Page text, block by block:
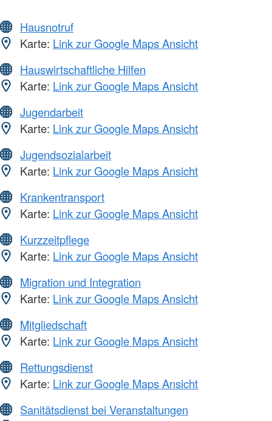
Hausnotruf
Karte: Link zur Google Maps Ansicht
Hauswirtschaftliche Hilfen
Karte: Link zur Google Maps Ansicht
Jugendarbeit
Karte: Link zur Google Maps Ansicht
Jugendsozialarbeit
Karte: Link zur Google Maps Ansicht
Krankentransport
Karte: Link zur Google Maps Ansicht
Kurzzeitpflege
Karte: Link zur Google Maps Ansicht
Migration und Integration
Karte: Link zur Google Maps Ansicht
Mitgliedschaft
Karte: Link zur Google Maps Ansicht
Rettungsdienst
Karte: Link zur Google Maps Ansicht
Sanitätsdienst bei Veranstaltungen